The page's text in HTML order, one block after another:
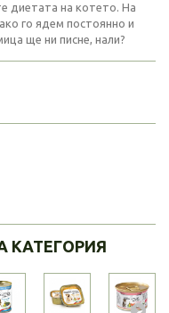
диетата на котето. На
го ядем постоянно и
ще ни писне, нали?
КАТЕГОРИЯ